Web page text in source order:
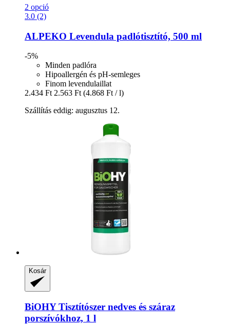
2 opció
3.0 (2)
ALPEKO Levendula padlótisztító, 500 ml
-5%
Minden padlóra
Hipoallergén és pH-semleges
Finom levendulaillat
2.434 Ft 2.563 Ft (4.868 Ft / l)
Szállítás eddig: augusztus 12.
Kosár
BiOHYTisztítószer nedves és száraz
porszívókhoz, 1 l